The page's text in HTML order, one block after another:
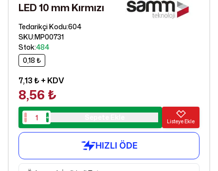
LED 10 mm Kırmızı
Tedarikçi Kodu:604
SKU:MP00731
Stok:484
0,18 ₺
7,13 ₺+ KDV
8,56 ₺
Listeye Ekle